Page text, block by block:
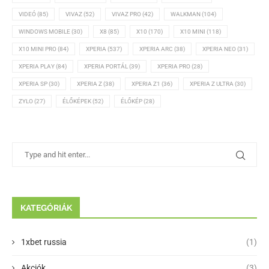
VIDEÓ(85) VIVAZ(52) VIVAZ PRO(42) WALKMAN(104)
WINDOWS MOBILE(30) X8 (85) X10 (170) X10 MINI (118)
X10 MINI PRO(84) XPERIA (537) XPERIA ARC (38) XPERIA NEO(31)
XPERIA PLAY(84) XPERIA PORTÁL(39) XPERIA PRO(28)
XPERIA SP(30) XPERIA Z(38) XPERIA Z1 (36) XPERIA Z ULTRA (30)
ZYLO(27) ÉLŐKÉPEK(52) ÉLŐKÉP(28)
KATEGÓRIÁK
1xbet russia (1)